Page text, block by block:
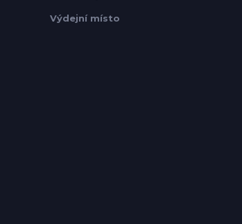
Výdejní místo